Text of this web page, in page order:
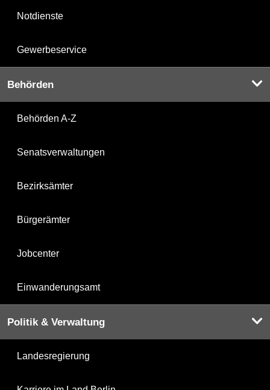
Notdienste
Gewerbeservice
Behörden
Behörden A-Z
Senatsverwaltungen
Bezirksämter
Bürgerämter
Jobcenter
Einwanderungsamt
Politik & Verwaltung
Landesregierung